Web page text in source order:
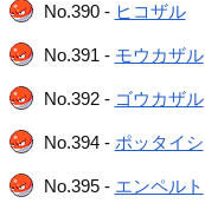
No.390 - ヒコザル
No.391 - モウカザル
No.392 - ゴウカザル
No.394 - ポッタイシ
No.395 - エンペルト